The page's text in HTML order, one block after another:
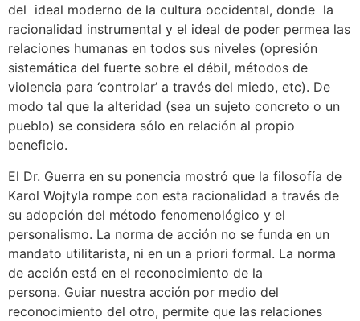
del ideal moderno de la cultura occidental, donde la
racionalidad instrumental y el ideal de poder permea las
relaciones humanas en todos sus niveles (opresión
sistemática del fuerte sobre el débil, métodos de
violencia para ‘controlar’ a través del miedo, etc). De
modo tal que la alteridad (sea un sujeto concreto o un
pueblo) se considera sólo en relación al propio
beneficio.
El Dr. Guerra en su ponencia mostró que la filosofía de
Karol Wojtyla rompe con esta racionalidad a través de
su adopción del método fenomenológico y el
personalismo. La norma de acción no se funda en un
mandato utilitarista, ni en un a priori formal. La norma
de acción está en el reconocimiento de la
persona. Guiar nuestra acción por medio del
reconocimiento del otro, permite que las relaciones